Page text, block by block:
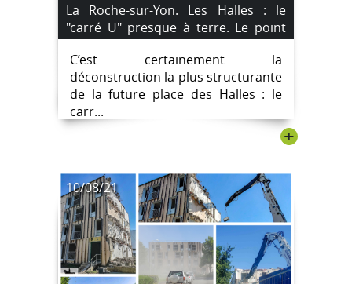
La Roche-sur-Yon. Les Halles : le
"carré U" presque à terre. Le point
sur les travaux.
C’est certainement la
déconstruction la plus structurante
de la future place des Halles : le
carr...
+
10/08/21